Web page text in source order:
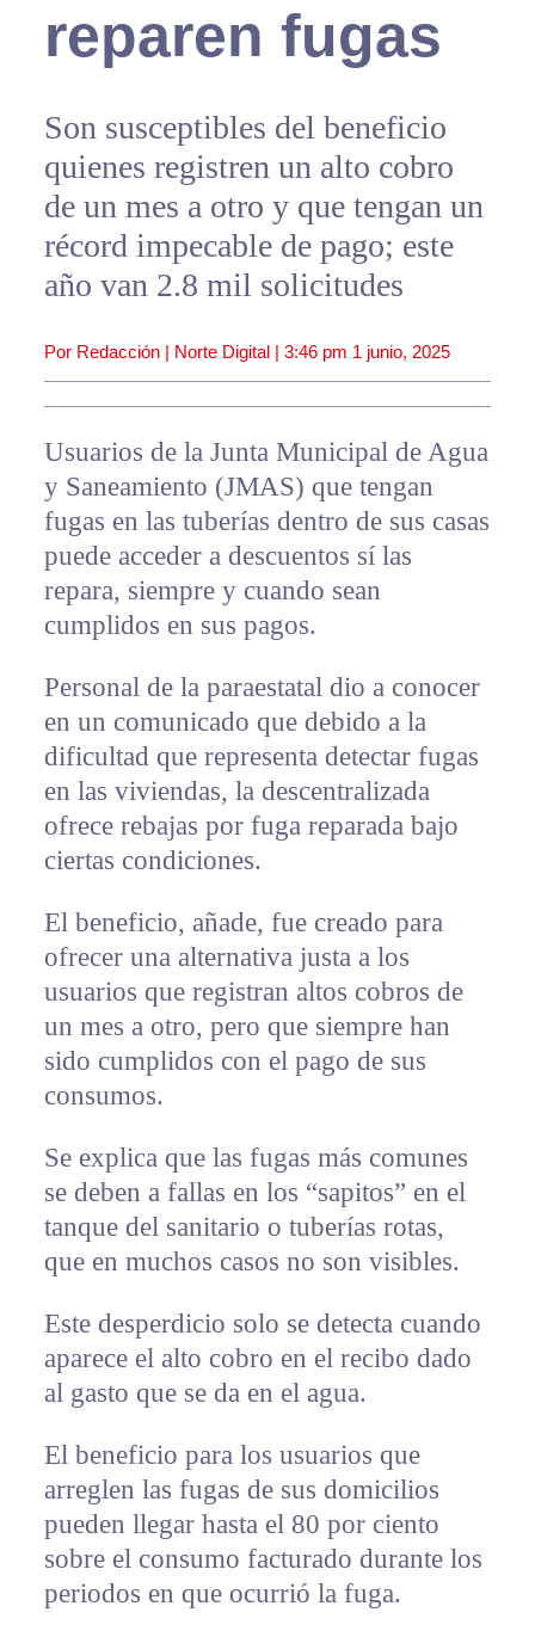
reparen fugas
Son susceptibles del beneficio
quienes registren un alto cobro
de un mes a otro y que tengan un
récord impecable de pago; este
año van 2.8 mil solicitudes
Por Redacción | Norte Digital | 3:46 pm 1 junio, 2025
Usuarios de la Junta Municipal de Agua
y Saneamiento (JMAS) que tengan
fugas en las tuberías dentro de sus casas
puede acceder a descuentos sí las
repara, siempre y cuando sean
cumplidos en sus pagos.
Personal de la paraestatal dio a conocer
en un comunicado que debido a la
dificultad que representa detectar fugas
en las viviendas, la descentralizada
ofrece rebajas por fuga reparada bajo
ciertas condiciones.
El beneficio, añade, fue creado para
ofrecer una alternativa justa a los
usuarios que registran altos cobros de
un mes a otro, pero que siempre han
sido cumplidos con el pago de sus
consumos.
Se explica que las fugas más comunes
se deben a fallas en los “sapitos” en el
tanque del sanitario o tuberías rotas,
que en muchos casos no son visibles.
Este desperdicio solo se detecta cuando
aparece el alto cobro en el recibo dado
al gasto que se da en el agua.
El beneficio para los usuarios que
arreglen las fugas de sus domicilios
pueden llegar hasta el 80 por ciento
sobre el consumo facturado durante los
periodos en que ocurrió la fuga.